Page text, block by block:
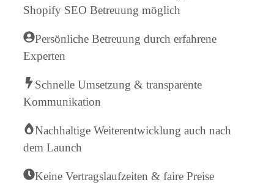
Shopify SEO Betreuung möglich
Persönliche Betreuung durch erfahrene
Experten
Schnelle Umsetzung & transparente
Kommunikation
Nachhaltige Weiterentwicklung auch nach
dem Launch
Keine Vertragslaufzeiten & faire Preise